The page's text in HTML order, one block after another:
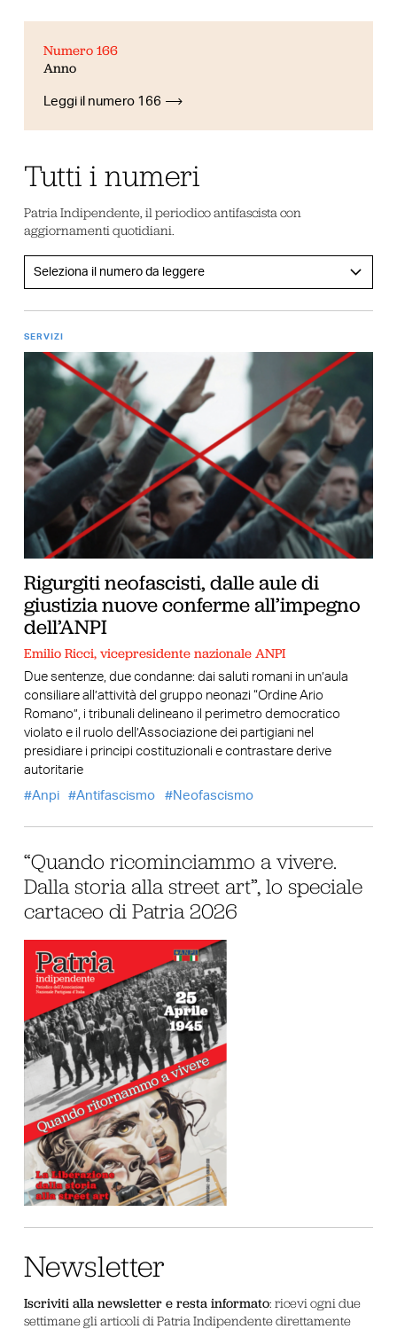
Numero 166
Anno
Leggi il numero 166
Tutti i numeri
Patria Indipendente, il periodico antifascista con
aggiornamenti quotidiani.
SERVIZI
Rigurgiti neofascisti, dalle aule di
giustizia nuove conferme all’impegno
dell’ANPI
Emilio Ricci, vicepresidente nazionale ANPI
Due sentenze, due condanne: dai saluti romani in un’aula
consiliare all’attività del gruppo neonazi “Ordine Ario
Romano”, i tribunali delineano il perimetro democratico
violato e il ruolo dell’Associazione dei partigiani nel
presidiare i principi costituzionali e contrastare derive
autoritarie
Anpi
Antifascismo Neofascismo
“Quando ricominciammo a vivere.
Dalla storia alla street art”, lo speciale
cartaceo di Patria 2026
Newsletter
Iscriviti alla newsletter e resta informato: ricevi ogni due
settimane gli articoli di Patria Indipendente direttamente